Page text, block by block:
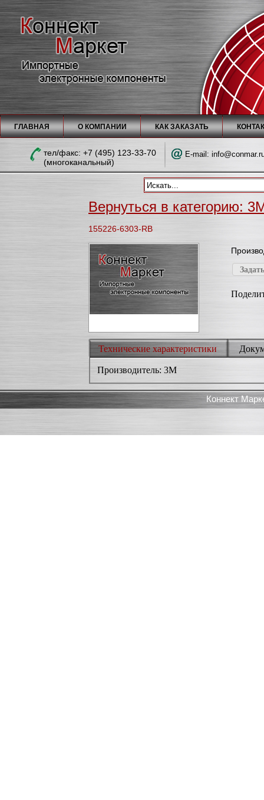
ГЛАВНАЯ О КОМПАНИИ КАК ЗАКАЗАТЬ
тел/факc: +7 (495) 123-33-70
(многоканальный)
E-mail:
Вернуться в категорию:
155226-6303-RB
Технические характеристики
Производитель: 3M
Коннект